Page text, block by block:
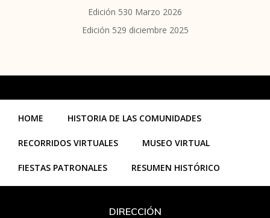
Edición 530 Marzo 2026
Edición 529 diciembre 2025
HOME HISTORIA DE LAS COMUNIDADES
RECORRIDOS VIRTUALES MUSEO VIRTUAL
FIESTAS PATRONALES RESUMEN HISTÓRICO
DIRECCIÓN